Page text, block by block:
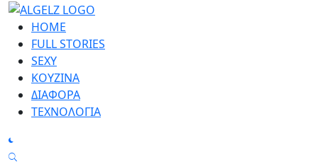
Skip
content
Primary
Menu
HOME
FULL STORIES
SEXY
ΚΟΥΖΙΝΑ
ΔΙΑΦΟΡΑ
ΤΕΧΝΟΛΟΓΙΑ